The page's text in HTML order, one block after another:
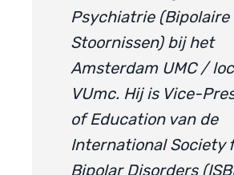
Psychiatrie (Bipolaire
Stoornissen) bij het
Amsterdam UMC /
VUmc. Hij is Vice-
of Education van de
International Society
Bipolar Disorders